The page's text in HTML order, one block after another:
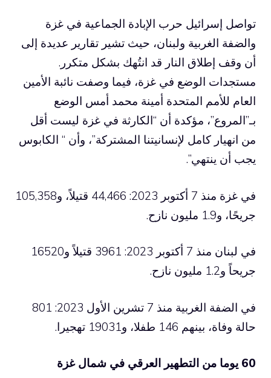
تواصل إسرائيل حرب الإبادة الجماعية في غزة
والضفة الغربية ولبنان، حيث تشير تقارير عديدة إلى
أن وقف إطلاق النار قد انتُهك بشكل متكرر.
مستجدات الوضع في غزة، فيما وصفت نائبة الأمين
العام للأمم المتحدة أمينة محمد أمس الوضع
بـ”المروع”، مؤكدة أن “الكارثة في غزة ليست أقل
من انهيار كامل لإنسانيتنا المشتركة”، وأن “ الكابوس
يجب أن ينتهي”.
في غزة منذ 7 أكتوبر 2023: 44,466 قتيلاً، و105,358
جريحًا، و1.9 مليون نازح.
في لبنان منذ 7 أكتوبر 2023: 3961 قتيلاً و16520
جريحاً و1.2 مليون نازح.
في الضفة الغربية منذ 7 تشرين الأول 2023: 801
حالة وفاة، بينهم 146 طفلا، و19031 تهجيرا.
60 يوما من التطهير العرقي في شمال غزة